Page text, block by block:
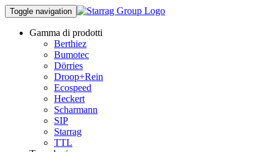
Toggle navigation
Gamma di prodotti
Berthiez
Bumotec
Dörries
Droop+Rein
Ecospeed
Heckert
Scharmann
SIP
Starrag
TTL